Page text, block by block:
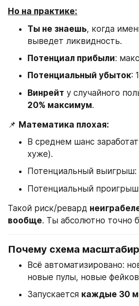
Но на практике:
Ты не знаешь, когда
выведет ликвидность.
Потенциал прибыли:
Потенциальный убыток:
Винрейт у случайного
20% максимум.
📌 Математика плохая:
В среднем шанс
хуже).
Потенциальный выигрыш:
Потенциальный
Такой риск/ревард
вообще. Ты абсолютно точно
Почему схема
Всё автоматизировано:
новые пулы, новые
Запускается каждые 30